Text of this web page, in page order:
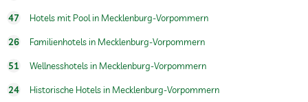
Fitnessraum Kostenlos
Wandern
Reiten
Kinderspielecke
47 Hotels mit Pool in Mecklenburg-Vorpommern
26 Familienhotels in Mecklenburg-Vorpommern
51 Wellnesshotels in Mecklenburg-Vorpommern
24 Historische Hotels in Mecklenburg-Vorpommern